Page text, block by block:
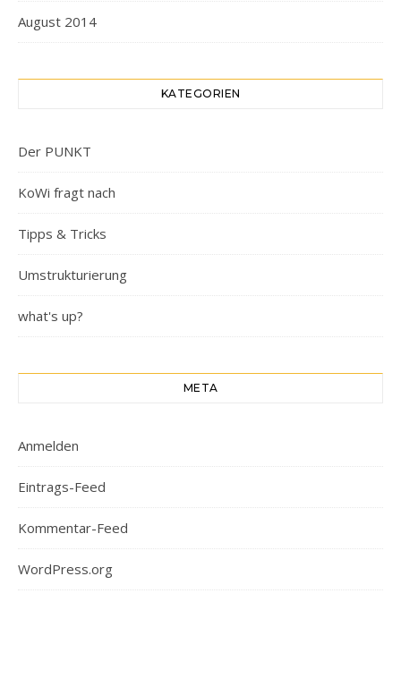
August 2014
KATEGORIEN
Der PUNKT
KoWi fragt nach
Tipps & Tricks
Umstrukturierung
what's up?
META
Anmelden
Eintrags-Feed
Kommentar-Feed
WordPress.org